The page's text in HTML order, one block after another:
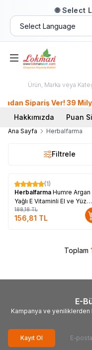
🌐 Select
Sipariş Ver! 39
Hakkımızda
Puan
Ana Sayfa Herbalfarma
Filtrele
%17
(1)
Herbalfarma Humre Argan
Yağlı E Vitaminli El ve Yüz
Kremi 150 ML
188,18TL
156,81 TL
Toplam
E-
Kampanya ve
Kayıt Ol